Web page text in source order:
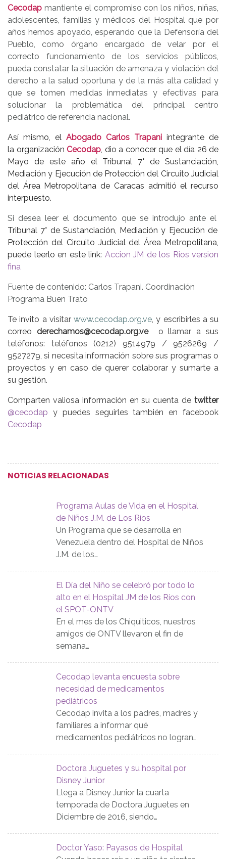
Cecodap mantiente el compromiso con los niños, niñas,
adolescentes, familias y médicos del Hospital que por
años hemos apoyado, esperando que la Defensoría del
Pueblo, como órgano encargado de velar por el
correcto funcionamiento de los servicios públicos,
pueda constatar la situación de amenaza y violación del
derecho a la salud oportuna y de la más alta calidad y
que se tomen medidas inmediatas y efectivas para
solucionar la problemática del principal centro
pediátrico de referencia nacional.
Así mismo, el Abogado Carlos Trapani integrante de
la organización Cecodap, dio a conocer que el día 26 de
Mayo de este año el Tribunal 7° de Sustanciación,
Mediación y Ejecución de Protección del Circuito Judicial
del Área Metropolitana de Caracas admitió el recurso
interpuesto.
Si desea leer el documento que se introdujo ante el
Tribunal 7° de Sustanciación, Mediación y Ejecución de
Protección del Circuito Judicial del Área Metropolitana,
puede leerlo en este link: Accion JM de los Rios version
fina
Fuente de contenido: Carlos Trapani. Coordinación
Programa Buen Trato
Te invito a visitar www.cecodap.org.ve, y escribirles a su
correo derechamos@cecodap.org.veo llamar a sus
teléfonos: teléfonos (0212) 9514979 / 9526269 /
9527279, si necesita información sobre sus programas o
proyectos y en caso de querer colaborar y sumarte a
su gestión.
Comparten valiosa información en su cuenta de twitter
@cecodap y puedes seguirles también en facebook
Cecodap
NOTICIAS RELACIONADAS
Programa Aulas de Vida en el Hospital
de Niños J.M. de Los Ríos
Un Programa que se desarrolla en
Venezuela dentro del Hospital de Niños
J.M. de los…
El Día del Niño se celebró por todo lo
alto en el Hospital JM de los Ríos con
el SPOT-ONTV
En el mes de los Chiquiticos, nuestros
amigos de ONTV llevaron el fin de
semana…
Cecodap levanta encuesta sobre
necesidad de medicamentos
pediátricos
Cecodap invita a los padres, madres y
familiares a informar qué
medicamentos pediátricos no logran…
Doctora Juguetes y su hospital por
Disney Junior
Llega a Disney Junior la cuarta
temporada de Doctora Juguetes en
Diciembre de 2016, siendo…
Doctor Yaso: Payasos de Hospital